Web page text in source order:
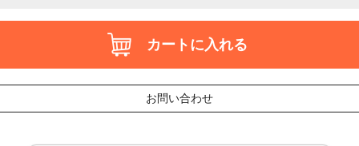
カートに入れる
お問い合わせ